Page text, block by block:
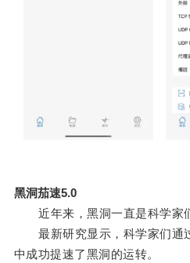
黑洞茄速5.0
近年来，黑洞一直是科学家们
最新研究显示，科学家们通
中成功提速了黑洞的运转。